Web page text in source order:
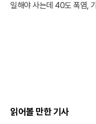
일해야 사는데 40도 폭염,
읽어볼 만한 기사